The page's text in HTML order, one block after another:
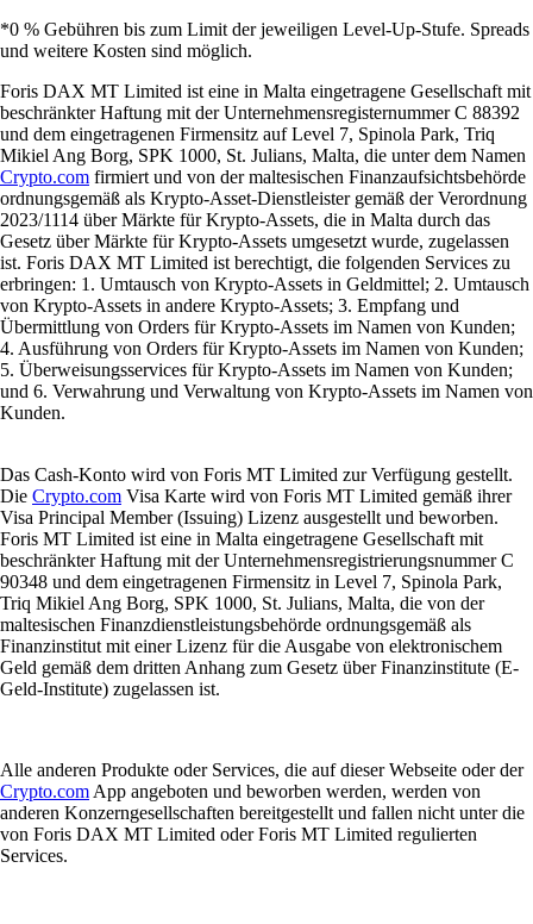
*0 % Gebühren bis zum Limit der jeweiligen Level-Up-Stufe. Spreads
und weitere Kosten sind möglich.
Foris DAX MT Limited ist eine in Malta eingetragene Gesellschaft mit
beschränkter Haftung mit der Unternehmensregisternummer C 88392
und dem eingetragenen Firmensitz auf Level 7, Spinola Park, Triq
Mikiel Ang Borg, SPK 1000, St. Julians, Malta, die unter dem Namen
Crypto.com firmiert und von der maltesischen Finanzaufsichtsbehörde
ordnungsgemäß als Krypto-Asset-Dienstleister gemäß der Verordnung
2023/1114 über Märkte für Krypto-Assets, die in Malta durch das
Gesetz über Märkte für Krypto-Assets umgesetzt wurde, zugelassen
ist. Foris DAX MT Limited ist berechtigt, die folgenden Services zu
erbringen: 1. Umtausch von Krypto-Assets in Geldmittel; 2. Umtausch
von Krypto-Assets in andere Krypto-Assets; 3. Empfang und
Übermittlung von Orders für Krypto-Assets im Namen von Kunden;
4. Ausführung von Orders für Krypto-Assets im Namen von Kunden;
5. Überweisungsservices für Krypto-Assets im Namen von Kunden;
und 6. Verwahrung und Verwaltung von Krypto-Assets im Namen von
Kunden.
Das Cash-Konto wird von Foris MT Limited zur Verfügung gestellt.
Die Crypto.com Visa Karte wird von Foris MT Limited gemäß ihrer
Visa Principal Member (Issuing) Lizenz ausgestellt und beworben.
Foris MT Limited ist eine in Malta eingetragene Gesellschaft mit
beschränkter Haftung mit der Unternehmensregistrierungsnummer C
90348 und dem eingetragenen Firmensitz in Level 7, Spinola Park,
Triq Mikiel Ang Borg, SPK 1000, St. Julians, Malta, die von der
maltesischen Finanzdienstleistungsbehörde ordnungsgemäß als
Finanzinstitut mit einer Lizenz für die Ausgabe von elektronischem
Geld gemäß dem dritten Anhang zum Gesetz über Finanzinstitute (E-
Geld-Institute) zugelassen ist.
Alle anderen Produkte oder Services, die auf dieser Webseite oder der
Crypto.com App angeboten und beworben werden, werden von
anderen Konzerngesellschaften bereitgestellt und fallen nicht unter die
von Foris DAX MT Limited oder Foris MT Limited regulierten
Services.